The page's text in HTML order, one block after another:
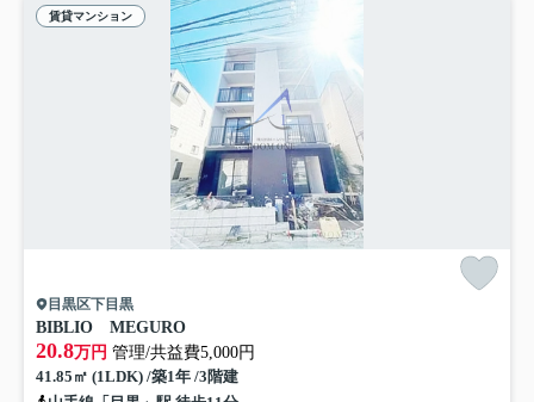
賃貸マンション
目黒区下目黒
BIBLIO MEGURO
20.8万円 管理/共益費5,000円
41.85㎡ (1LDK) /築1年 /3階建